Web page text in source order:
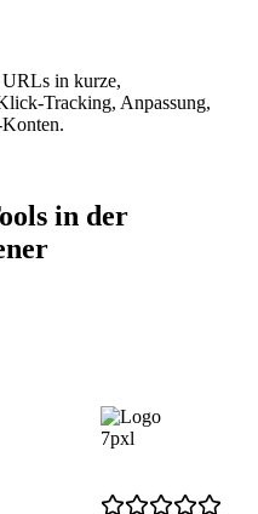
in kurze,
Tracking, Anpassung,
in der
7pxl